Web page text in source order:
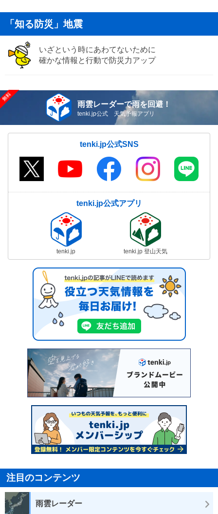
「知る防災」地震
いざという時にあわてないために
確かな情報と行動で防災力アップ
雨雲レーダーで雨を回避！
tenki.jp公式 天気予報アプリ
tenki.jp公式SNS
tenki.jp公式アプリ
tenki.jp tenki.jp 登山天気
注目のコンテンツ
雨雲レーダー